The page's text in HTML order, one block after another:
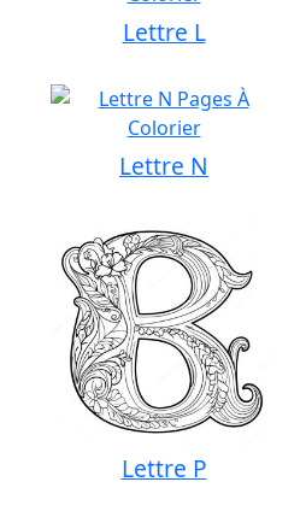
Lettre L
Lettre N
Lettre P